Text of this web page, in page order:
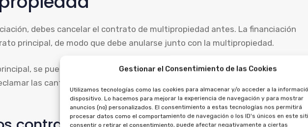
Gestionar el Consentimiento de las Cookies
Utilizamos tecnologías como las cookies para almacenar y/o acceder a la
dispositivo. Lo hacemos para mejorar la experiencia de navegación y para mostrar
anuncios (no) personalizados. El consentimiento a estas tecnologías nos permitirá
procesar datos como el comportamiento de navegación o los ID's únicos en este
consentir o retirar el consentimiento, puede afectar negativamente a ciertas
debes cancelar el contrato de multipropiedad antes. La financiación
principal, de modo que debe anularse junto con la multipropiedad.
se puede solicitar la anulación del crédito, al tratarse de contratos
las cantidades pagadas, tanto por la multipropiedad como por el